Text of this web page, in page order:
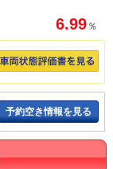
6.99 ％
予約空き情報を見る